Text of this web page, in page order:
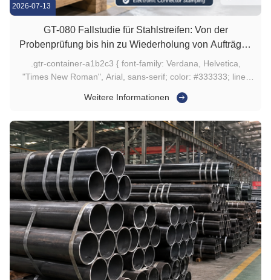
2026-07-13
GT-080 Fallstudie für Stahlstreifen: Von der
Probenprüfung bis hin zu Wiederholung von Aufträgen
eines malaysischen Kunden
.gtr-container-a1b2c3 { font-family: Verdana, Helvetica,
"Times New Roman", Arial, sans-serif; color: #333333; line-
border-box; } .gtr-container-a1b2c3 .gtr-heading-2 { font-size:
Weitere Informationen